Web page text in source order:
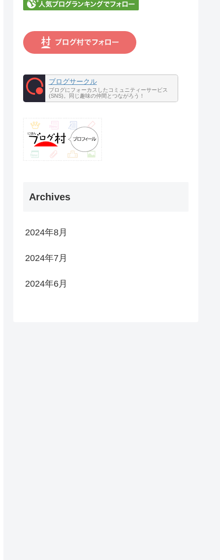
ブログサークル
ブログにフォーカスしたコミュニティーサービス
(SNS)。同じ趣味の仲間とつながろう！
Archives
2024年8月
2024年7月
2024年6月